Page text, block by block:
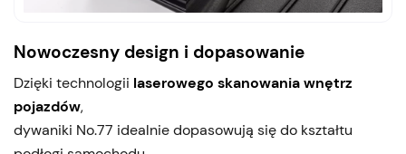
Nowoczesny design i dopasowanie
Dzięki technologii laserowego skanowania wnętrz
pojazdów,
dywaniki No.77 idealnie dopasowują się do kształtu